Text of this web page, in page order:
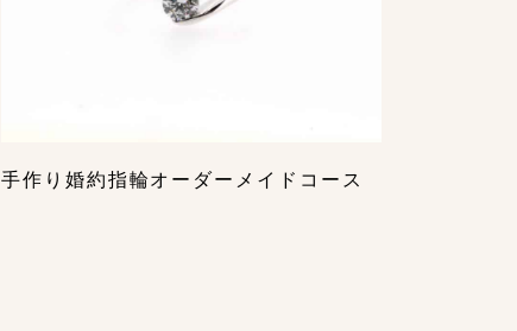
手作り婚約指輪オーダーメイドコース